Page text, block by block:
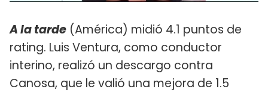
A la tarde (América) midió 4.1 puntos de
rating. Luis Ventura, como conductor
interino, realizó un descargo contra
Canosa, que le valió una mejora de 1.5